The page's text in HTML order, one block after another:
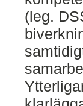
(leg.